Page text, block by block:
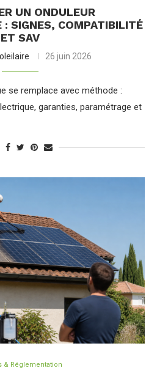
UN ONDULEUR
SIGNES, COMPATIBILITÉ
ET SAV
26 juin 2026
se remplace avec méthode :
garanties, paramétrage et
& Réglementation